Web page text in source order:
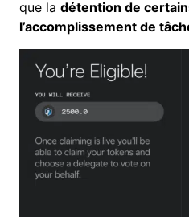
que la détention de
l’accomplissement de